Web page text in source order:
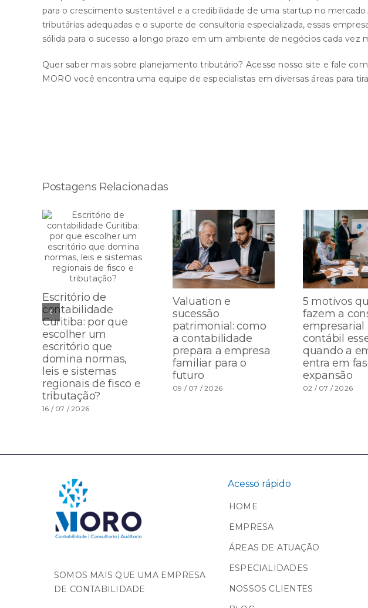
para o crescimento sustentável e a credibilidade de uma startup no
tributárias adequadas e o suporte de consultoria especializada, essas
sólida para o sucesso a longo prazo em um ambiente de negócios cada vez
Quer saber mais sobre planejamento tributário? Acesse nosso site e fale
MORO você encontra uma equipe de especialistas em diversas áreas para
Postagens Relacionadas
Escritório de
contabilidade
Curitiba: por que
escolher um
escritório que
domina normas,
leis e sistemas
regionais de fisco e
tributação?
16 / 07 / 2026
Valuation e
sucessão
patrimonial: como
a contabilidade
prepara a empresa
familiar para o
futuro
09 / 07 / 2026
5 motivos
fazem a
empresarial
contábil
quando a
entra em
expansão
02 / 07 / 2026
SOMOS MAIS QUE UMA EMPRESA
DE CONTABILIDADE
Acesso rápido
HOME
EMPRESA
ÁREAS DE ATUAÇÃO
ESPECIALIDADES
NOSSOS CLIENTES